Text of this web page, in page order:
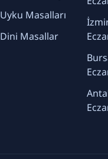
Uyku Masalları
Dini Masallar